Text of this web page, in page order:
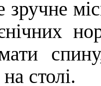
зручне
столі.